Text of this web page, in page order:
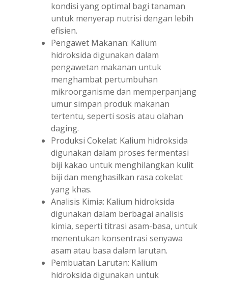
kondisi yang optimal bagi tanaman
untuk menyerap nutrisi dengan lebih
efisien.
Pengawet Makanan: Kalium
hidroksida digunakan dalam
pengawetan makanan untuk
menghambat pertumbuhan
mikroorganisme dan memperpanjang
umur simpan produk makanan
tertentu, seperti sosis atau olahan
daging.
Produksi Cokelat: Kalium hidroksida
digunakan dalam proses fermentasi
biji kakao untuk menghilangkan kulit
biji dan menghasilkan rasa cokelat
yang khas.
Analisis Kimia: Kalium hidroksida
digunakan dalam berbagai analisis
kimia, seperti titrasi asam-basa, untuk
menentukan konsentrasi senyawa
asam atau basa dalam larutan.
Pembuatan Larutan: Kalium
hidroksida digunakan untuk